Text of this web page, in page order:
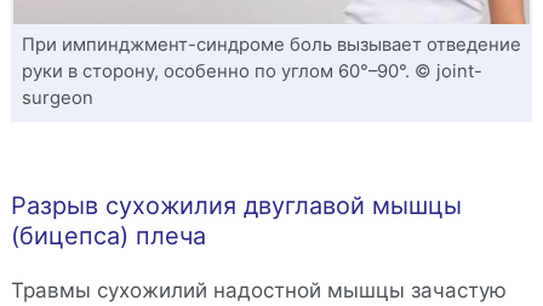
При импинджмент-синдроме боль вызывает отведение
руки в сторону, особенно по углом 60°–90°. © joint-
surgeon
Разрыв сухожилия двуглавой мышцы
(бицепса) плеча
Травмы сухожилий надостной мышцы зачастую